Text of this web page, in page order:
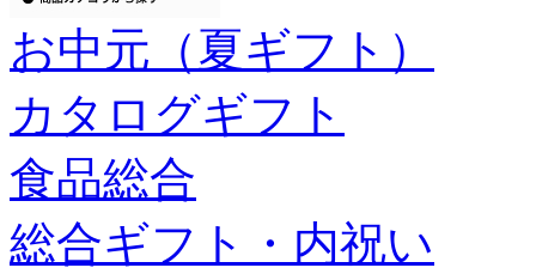
お中元（夏ギフト）
カタログギフト
食品総合
総合ギフト・内祝い